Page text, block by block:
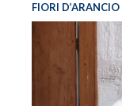
FIORI D’ARANCIO